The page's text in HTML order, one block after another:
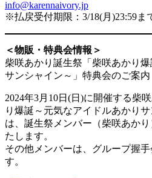
info@karennaivory.jp
※払戻受付期限：3/18(月)23:59ま
＜物販・特典会情報＞
柴咲あかり誕生祭「柴咲あかり
サンシャイン～」特典会のご案内
2024年3月10日(日)に開催する柴
り爆誕～元気なアイドルあかり
は、誕生祭メンバー（柴咲あか
たします。
その他メンバーは、グループ握
す。